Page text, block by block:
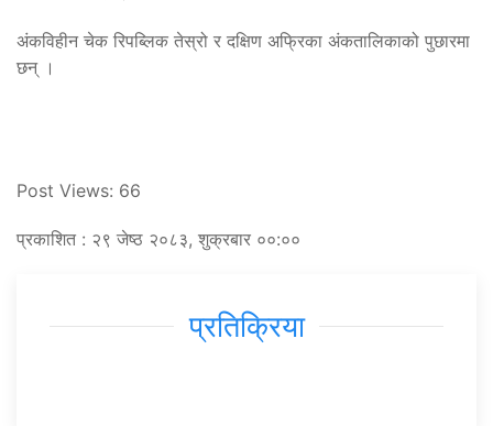
अंकविहीन चेक रिपब्लिक तेस्रो र दक्षिण अफ्रिका अंकतालिकाको पुछारमा
छन् ।
Post Views: 66
प्रकाशित : २९ जेष्ठ २०८३, शुक्रबार ००:००
प्रतिक्रिया